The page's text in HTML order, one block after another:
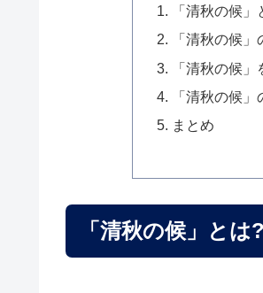
「清秋の候」
「清秋の候
「清秋の候
「清秋の候
まとめ
「清秋の候」とは?